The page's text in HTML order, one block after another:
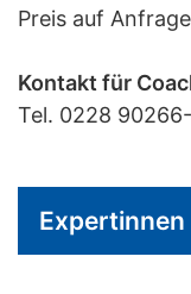
Preis auf
Kontakt für
Tel. 0228